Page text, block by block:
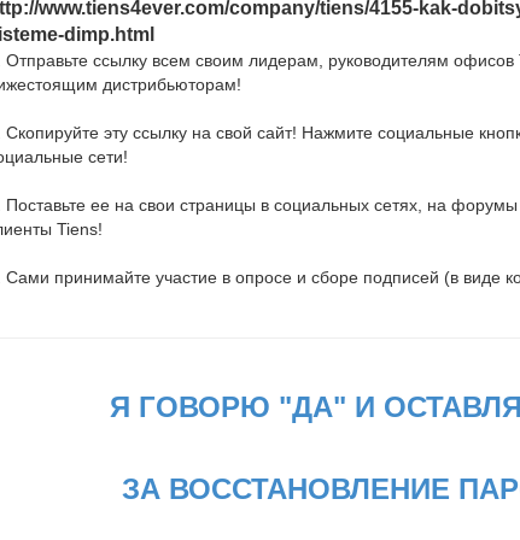
www.tiens4ever.com/company/tiens/4155-kak-
dimp.html
Отправьте ссылку всем своим лидерам, руководителям
дистрибьюторам!
Скопируйте эту ссылку на свой сайт! Нажмите социальные
сети!
Поставьте ее на свои страницы в социальных сетях, на форумы
Tiens!
Сами принимайте участие в опросе и сборе подписей (в виде
Я ГОВОРЮ "ДА" И
ЗА ВОССТАНОВЛЕНИЕ